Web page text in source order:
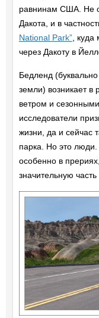
равнинам США. Не
Дакота, и в
National Park”, куда
через Дакоту в
Бедленд
земли) возникает в
ветром и
исследователи
жизни, да и сейчас
парка. Но это люди.
особенно в
значительную